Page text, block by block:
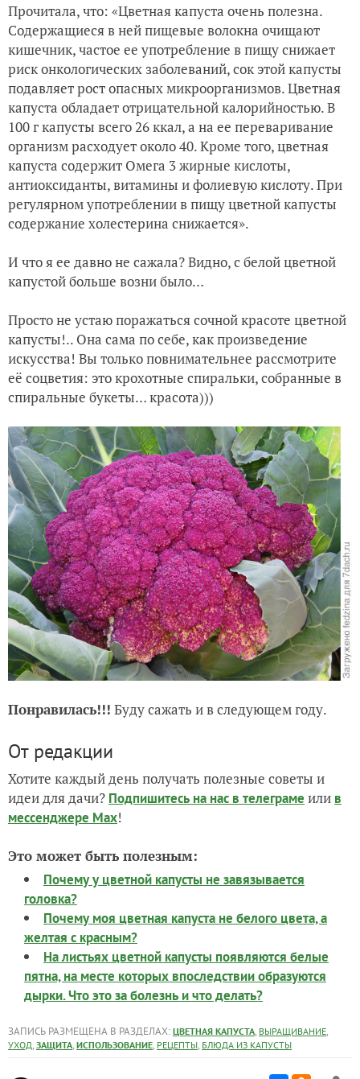
Прочитала, что: «Цветная капуста очень полезна.
Содержащиеся в ней пищевые волокна очищают
кишечник, частое ее употребление в пищу снижает
риск онкологических заболеваний, сок этой капусты
подавляет рост опасных микроорганизмов. Цветная
капуста обладает отрицательной калорийностью. В
100 г капусты всего 26 ккал, а на ее переваривание
организм расходует около 40. Кроме того, цветная
капуста содержит Омега 3 жирные кислоты,
антиоксиданты, витамины и фолиевую кислоту. При
регулярном употреблении в пищу цветной капусты
содержание холестерина снижается».
И что я ее давно не сажала? Видно, с белой цветной
капустой больше возни было…
Просто не устаю поражаться сочной красоте цветной
капусты!.. Она сама по себе, как произведение
искусства! Вы только повнимательнее рассмотрите
её соцветия: это крохотные спиральки, собранные в
спиральные букеты… красота)))
Понравилась!!! Буду сажать и в следующем году.
От редакции
Хотите каждый день получать полезные советы и
идеи для дачи? Подпишитесь на нас в телеграме или в
мессенджере Max!
Это может быть полезным:
Почему у цветной капусты не завязывается
головка?
Почему моя цветная капуста не белого цвета, а
желтая с красным?
На листьях цветной капусты появляются белые
пятна, на месте которых впоследствии образуются
дырки. Что это за болезнь и что делать?
ЗАПИСЬ РАЗМЕЩЕНА В РАЗДЕЛАХ: ЦВЕТНАЯ КАПУСТА, ВЫРАЩИВАНИЕ,
УХОД, ЗАЩИТА, ИСПОЛЬЗОВАНИЕ, РЕЦЕПТЫ, БЛЮДА ИЗ КАПУСТЫ